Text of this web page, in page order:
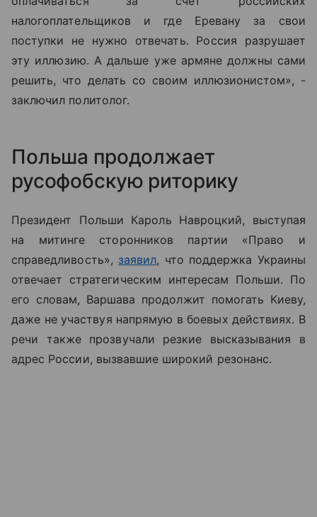
налогоплательщиков и где Еревану за свои
поступки не нужно отвечать. Россия разрушает
эту иллюзию. А дальше уже армяне должны сами
решить, что делать со своим иллюзионистом», -
заключил политолог.
Польша продолжает
русофобскую риторику
Президент Польши Кароль Навроцкий, выступая
на митинге сторонников партии «Право и
справедливость», заявил, что поддержка Украины
отвечает стратегическим интересам Польши. По
его словам, Варшава продолжит помогать Киеву,
даже не участвуя напрямую в боевых действиях. В
речи также прозвучали резкие высказывания в
адрес России, вызвавшие широкий резонанс.